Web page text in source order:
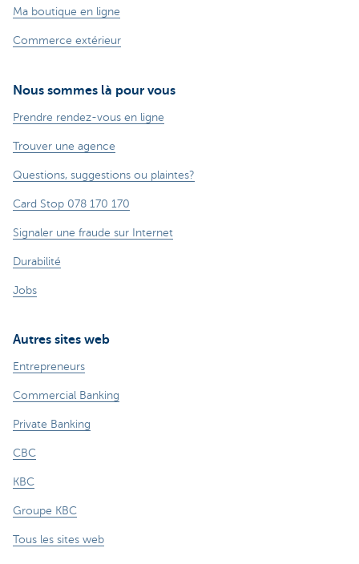
Ma boutique en ligne
Commerce extérieur
Nous sommes là pour vous
Prendre rendez-vous en ligne
Trouver une agence
Questions, suggestions ou plaintes?
Card Stop 078 170 170
Signaler une fraude sur Internet
Durabilité
Jobs
Autres sites web
Entrepreneurs
Commercial Banking
Private Banking
CBC
KBC
Groupe KBC
Tous les sites web